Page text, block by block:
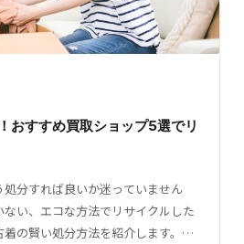
おすすめ買取ショップ5選でリ
分すれば良いか迷っていません
い、エコな方法でリサイクルした
の賢い処分方法を紹介します。リ